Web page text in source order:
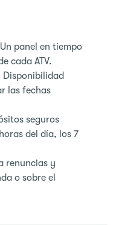
Un panel en tiempo
cada ATV.
Disponibilidad
las fechas
seguros
del día, los 7
renuncias y
o sobre el